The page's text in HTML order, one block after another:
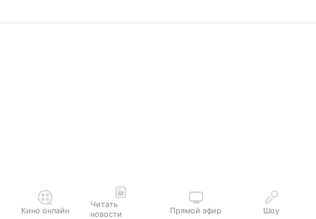
Кино онлайн
Читать
новости
Прямой эфир Шоу